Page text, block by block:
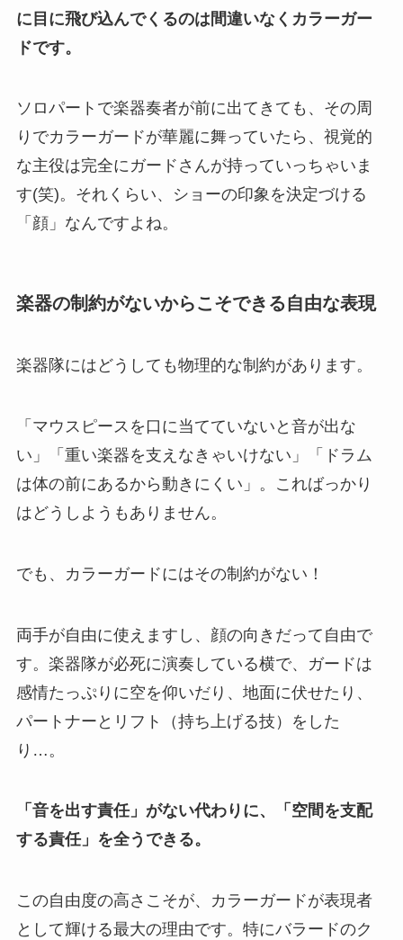
に目に飛び込んでくるのは間違いなくカラーガー
ドです。
ソロパートで楽器奏者が前に出てきても、その周
りでカラーガードが華麗に舞っていたら、視覚的
な主役は完全にガードさんが持っていっちゃいま
す(笑)。それくらい、ショーの印象を決定づける
「顔」なんですよね。
楽器の制約がないからこそできる自由な表現
楽器隊にはどうしても物理的な制約があります。
「マウスピースを口に当てていないと音が出な
い」「重い楽器を支えなきゃいけない」「ドラム
は体の前にあるから動きにくい」。こればっかり
はどうしようもありません。
でも、カラーガードにはその制約がない！
両手が自由に使えますし、顔の向きだって自由で
す。楽器隊が必死に演奏している横で、ガードは
感情たっぷりに空を仰いだり、地面に伏せたり、
パートナーとリフト（持ち上げる技）をした
り…。
「音を出す責任」がない代わりに、「空間を支配
する責任」を全うできる。
この自由度の高さこそが、カラーガードが表現者
として輝ける最大の理由です。特にバラードのク